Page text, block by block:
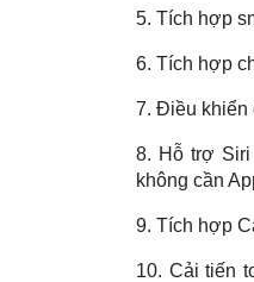
5. Tích hợp
6. Tích hợp
7. Điều khiển
8. Hỗ trợ Siri
không cần
9. Tích hợp
10. Cải tiến